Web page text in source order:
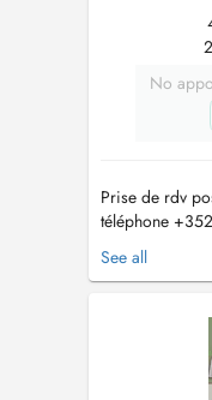
No
Prise de rdv
téléphone
ATTENTION -
Luxembourg
100 euros à
2026 :
See all